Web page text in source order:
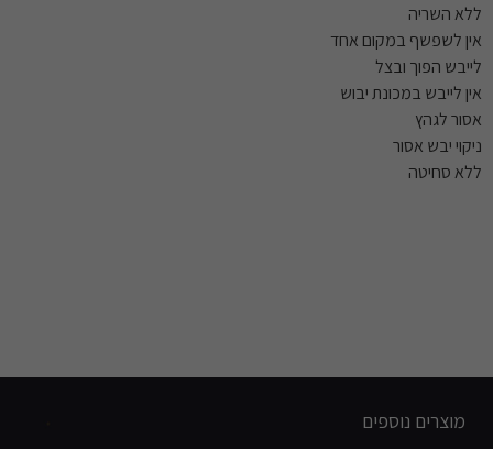
ללא השריה
אין לשפשף במקום אחד
לייבש הפוך ובצל
אין לייבש במכונת יבוש
אסור לגהץ
ניקוי יבש אסור
ללא סחיטה
מוצרים נוספים